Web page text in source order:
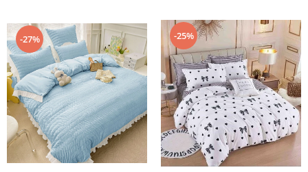
-27% -25%